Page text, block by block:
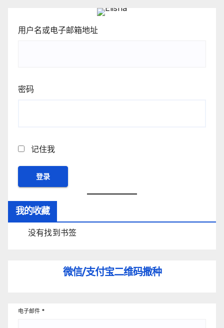
用户名或电子邮箱地址
密码
记住我
我的收藏
没有找到书签
微信/支付宝二维码撒种
电子邮件 *